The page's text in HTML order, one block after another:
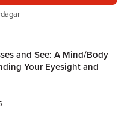
and See: A Mind/Body
Your Eyesight and